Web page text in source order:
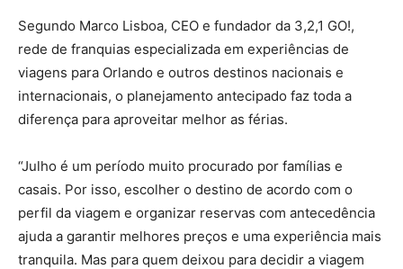
Segundo Marco Lisboa, CEO e fundador da 3,2,1 GO!,
rede de franquias especializada em experiências de
viagens para Orlando e outros destinos nacionais e
internacionais, o planejamento antecipado faz toda a
diferença para aproveitar melhor as férias.
“Julho é um período muito procurado por famílias e
casais. Por isso, escolher o destino de acordo com o
perfil da viagem e organizar reservas com antecedência
ajuda a garantir melhores preços e uma experiência mais
tranquila. Mas para quem deixou para decidir a viagem